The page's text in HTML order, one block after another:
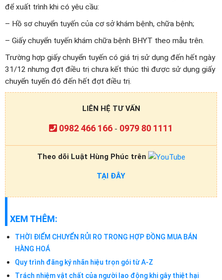
để xuất trình khi có yêu cầu:
– Hồ sơ chuyển tuyến của cơ sở khám bệnh, chữa bệnh;
– Giấy chuyển tuyến khám chữa bệnh BHYT theo mẫu trên.
Trường hợp giấy chuyển tuyến có giá trị sử dụng đến hết ngày
31/12 nhưng đợt điều trị chưa kết thúc thì được sử dụng giấy
chuyển tuyến đó đến hết đợt điều trị.
LIÊN HỆ TƯ VẤN
0982 466 166 - 0979 80 1111
Theo dõi Luật Hùng Phúc trên
TẠI ĐÂY
XEM THÊM:
THỜI ĐIỂM CHUYỂN RỦI RO TRONG HỢP ĐỒNG MUA BÁN
HÀNG HOÁ
Quy trình đăng ký nhãn hiệu trọn gói từ A-Z
Trách nhiệm vật chất của người lao động khi gây thiệt hại